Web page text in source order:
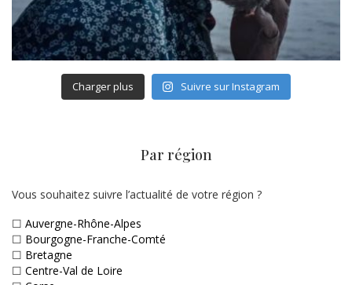
Charger plus Suivre sur Instagram
Par région
Vous souhaitez suivre l’actualité de votre région ?
☐ Auvergne-Rhône-Alpes
☐ Bourgogne-Franche-Comté
☐ Bretagne
☐ Centre-Val de Loire